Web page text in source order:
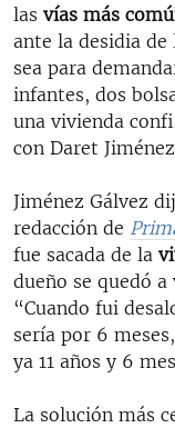
LA INVASIÓN DE
las vías más
ante la desidia de
sea para
infantes, dos
una vivienda
con Daret
Jiménez Gálvez
redacción de
fue sacada de la
dueño se quedó
“Cuando fui
sería por 6
ya 11 años y 6
La solución más